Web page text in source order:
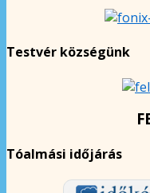
Testvér községünk
Tóalmási időjárás